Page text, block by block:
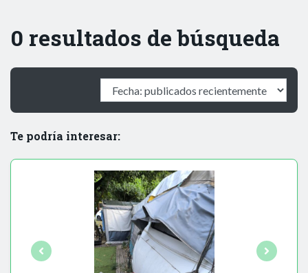
0 resultados de búsqueda
Te podría interesar: